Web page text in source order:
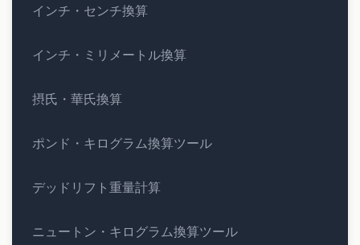
インチ・センチ換算
インチ・ミリメートル換算
摂氏・華氏換算
ポンド・キログラム換算ツール
デッドリフト重量計算
ニュートン・キログラム換算ツール